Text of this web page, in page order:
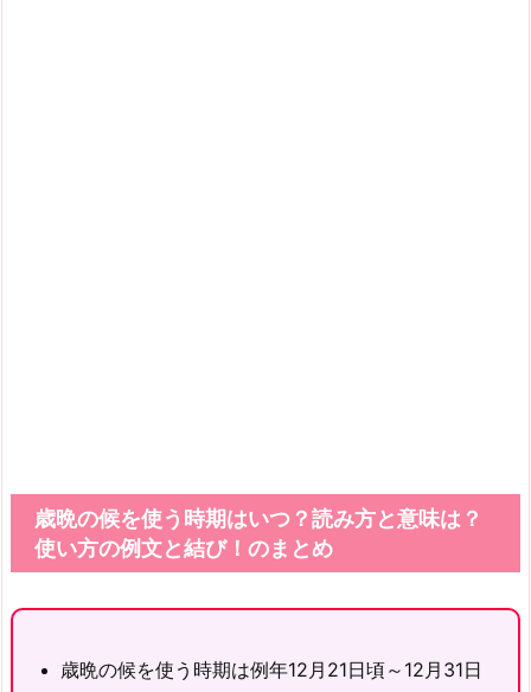
歳晩の候を使う時期はいつ？読み方と意味は？
使い方の例文と結び！のまとめ
歳晩の候を使う時期は例年12月21日頃～12月31日